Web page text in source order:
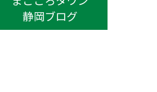
静岡ブログ